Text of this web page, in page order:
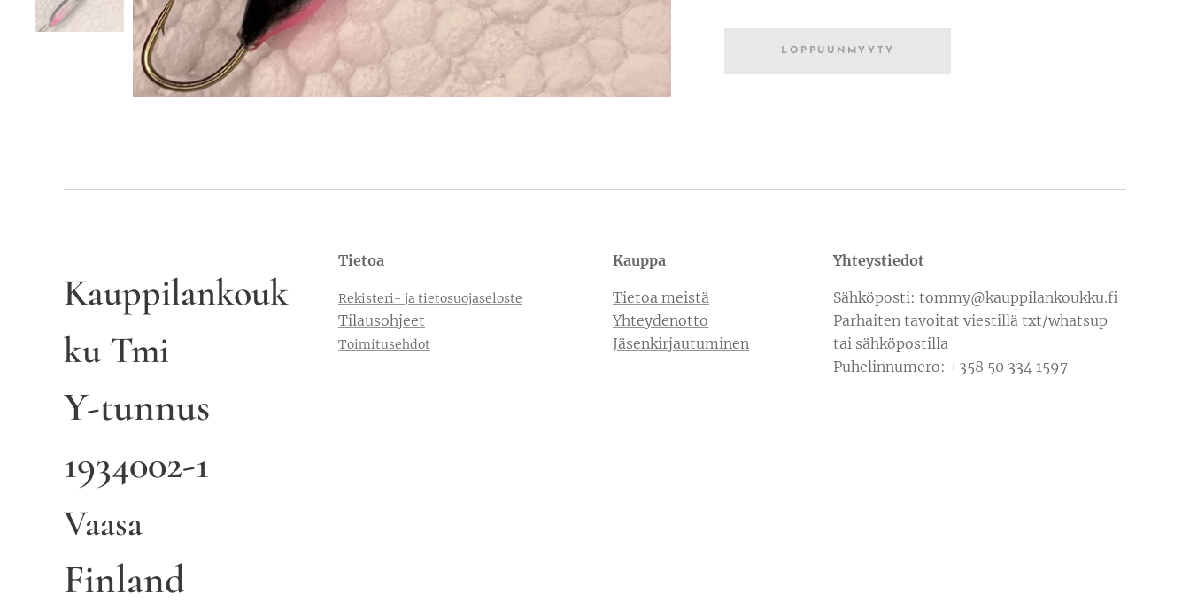
LOPPUUNMYYTY
Kauppilankouk
ku Tmi
Y-tunnus
1934002-1
Vaasa
Finland
Tietoa
Rekisteri- ja tietosuojaseloste
Tilausohjeet
Toimitusehdot
Kauppa
Tietoa meistä
Yhteydenotto
Jäsenkirjautuminen
Yhteystiedot
Sähköposti: tommy@kauppilankoukku.fi
Parhaiten tavoitat viestillä txt/whatsup
tai sähköpostilla
Puhelinnumero: +358 50 334 1597